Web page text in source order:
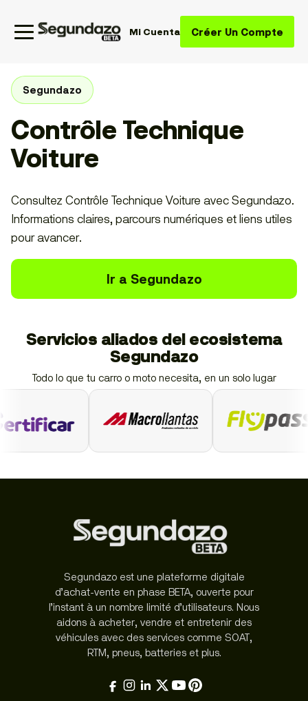
Mi Cuenta Créer Un Compte
Segundazo
Contrôle Technique
Voiture
Consultez Contrôle Technique Voiture avec Segundazo.
Informations claires, parcours numériques et liens utiles
pour avancer.
Ir a Segundazo
Servicios aliados del ecosistema
Segundazo
Todo lo que tu carro o moto necesita, en un solo lugar
Segundazo est une plateforme digitale
d’achat-vente en phase BETA, ouverte pour
l’instant à un nombre limité d’utilisateurs. Nous
aidons à acheter, vendre et entretenir des
véhicules avec des services comme SOAT,
RTM, pneus, batteries et plus.